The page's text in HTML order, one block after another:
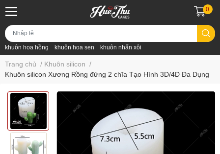
khuôn hoa hồng khuôn hoa sen khuôn nhấn xôi
0
Trang chủ / Khuôn silicon /
Khuôn silicon Xương Rồng đứng 2 chĩa Tạo Hình 3D/4D Đa Dụng